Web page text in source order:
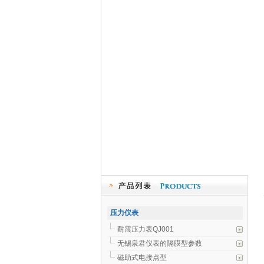
压力仪表
耐震压力表QJ001
无锡泉君仪表的隔膜型参数
磁助式电接点型